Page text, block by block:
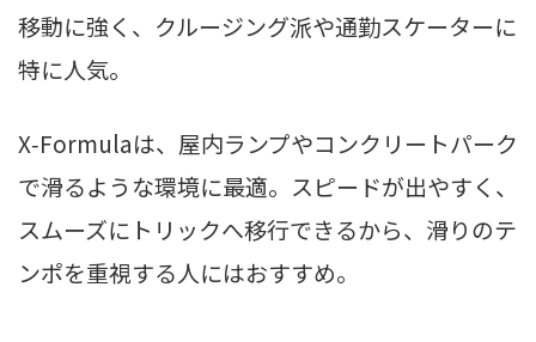
移動に強く、クルージング派や通勤スケーターに
特に人気。
X‑Formulaは、屋内ランプやコンクリートパーク
で滑るような環境に最適。スピードが出やすく、
スムーズにトリックへ移行できるから、滑りのテ
ンポを重視する人にはおすすめ。